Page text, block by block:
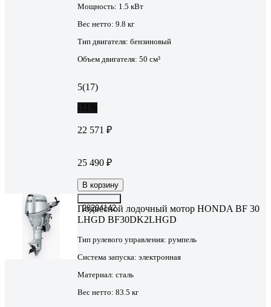
Мощность: 1.5 кВт
Вес нетто: 9.8 кг
Тип двигателя: бензиновый
Объем двигателя: 50 см³
5(17)
22 571 ₽
25 490 ₽
В корзину
28204142
Подвесной лодочный мотор HONDA BF 30
LHGD BF30DK2LHGD
Тип рулевого управления: румпель
Система запуска: электронная
Материал: сталь
Вес нетто: 83.5 кг